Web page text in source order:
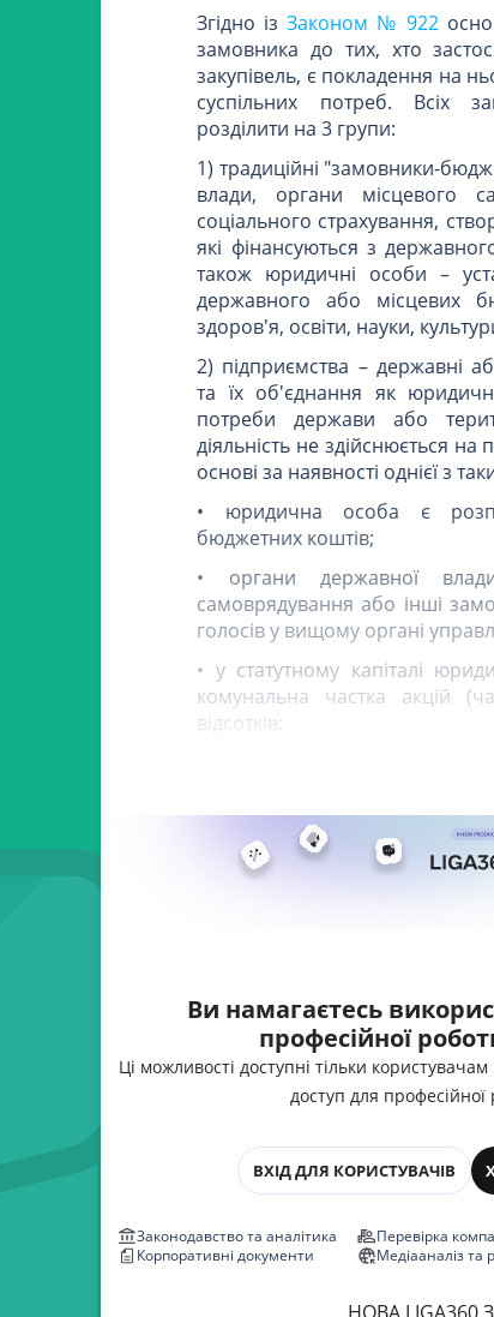
Згідно із Законом № 922
замовника до тих, хто
закупівель, є покладення на
суспільних потреб. Всіх
розділити на 3 групи:
1) традиційні "замовники-
влади, органи місцевого
соціального страхування,
які фінансуються з
також юридичні особи –
державного або місцевих
здоров'я, освіти, науки,
2) підприємства – державні
та їх об'єднання як
потреби держави або
діяльність не здійснюється
основі за наявності однієї з
• юридична особа є
бюджетних коштів;
• органи державної
самоврядування або інші
голосів у вищому органі
• у статутному капіталі
комунальна частка акцій
відсотків;
Ви намагаєтесь
професійної
Ці можливості доступні тільки
доступ для
ВХІД ДЛЯ КОРИСТУВАЧІВ
Законодавство та аналітика
Корпоративні документи
Перевірка
Медіааналіз та